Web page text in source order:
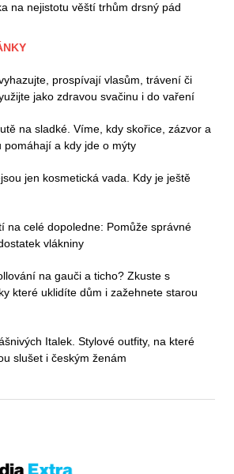
na nejistotu věští trhům drsný pád
prospívají vlasům, trávení či
jako zdravou svačinu i do vaření
na sladké. Víme, kdy skořice, zázvor a
pomáhají a kdy jde o mýty
jen kosmetická vada. Kdy je ještě
na celé dopoledne: Pomůže správné
vlákniny
na gauči a ticho? Zkuste s
které uklidíte dům i zažehnete starou
Italek. Stylové outfity, na které
slušet i českým ženám